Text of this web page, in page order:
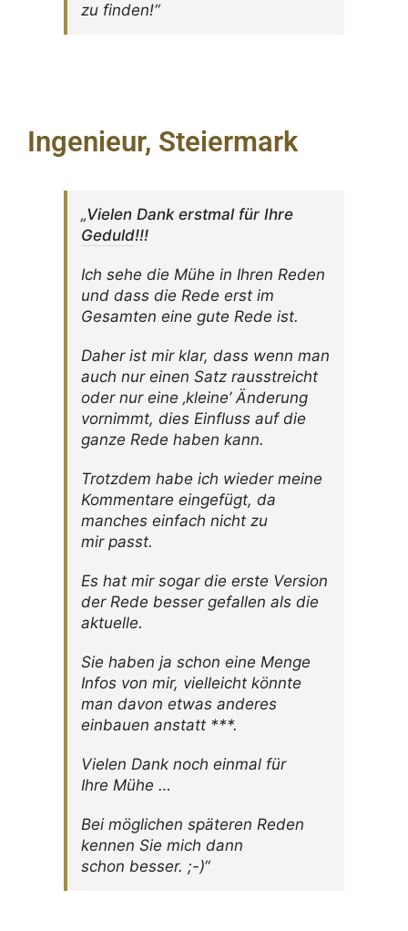
zu finden!“
Ingenieur, Steiermark
„Vielen Dank erstmal für Ihre
Geduld!!!
Ich sehe die Mühe in Ihren Reden
und dass die Rede erst im
Gesamten eine gute Rede ist.
Daher ist mir klar, dass wenn man
auch nur einen Satz raus­streicht
oder nur eine ‚kleine’ Ände­rung
vornimmt, dies Einfluss auf die
ganze Rede haben kann.
Trotzdem habe ich wieder meine
Kommen­tare einge­fügt, da
manches einfach nicht zu
mir passt.
Es hat mir sogar die erste Version
der Rede besser gefallen als die
aktuelle.
Sie haben ja schon eine Menge
Infos von mir, viel­leicht könnte
man davon etwas anderes
einbauen anstatt ***.
Vielen Dank noch einmal für
Ihre Mühe …
Bei mögli­chen späteren Reden
kennen Sie mich dann
schon besser. ;-)“